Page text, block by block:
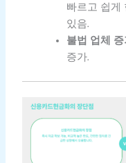
빠르고 쉽게
있음.
불법 업체 증
증가.